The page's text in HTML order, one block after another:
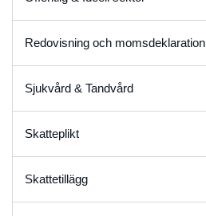
Redovisning och momsdeklaration
Sjukvård & Tandvård
Skatteplikt
Skattetillägg